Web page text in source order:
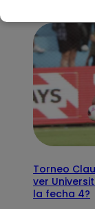
Torneo
ver
la fecha 4?